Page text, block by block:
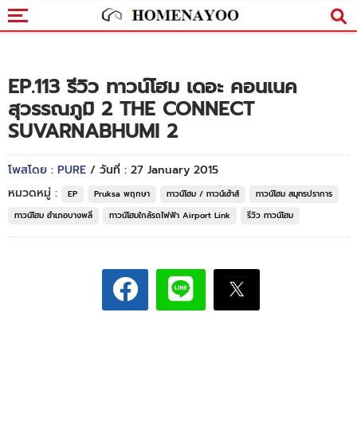
EP.113 รีวิว ทาวน์โฮม เดอะ คอนเนค
สุวรรณภูมิ 2 THE CONNECT
SUVARNABHUMI 2
โพสโดย : PURE / วันที่ : 27 January 2015
หมวดหมู่ :
EP Pruksa พฤกษา ทาวน์โฮม / ทาวน์เฮ้าส์
ทาวน์โฮม สมุทรปราการ
ทาวน์โฮม อำเภอบางพลี
ทาวน์โฮมใกล้รถไฟฟ้า Airport Link รีวิว ทาวน์โฮม